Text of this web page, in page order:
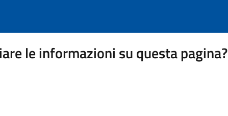
le informazioni su questa pagina?